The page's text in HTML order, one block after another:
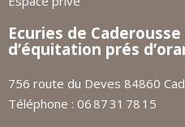
Ecuries de
d’équitation prés
756 route du Deves 84860
Téléphone : 06 87 31 78 15